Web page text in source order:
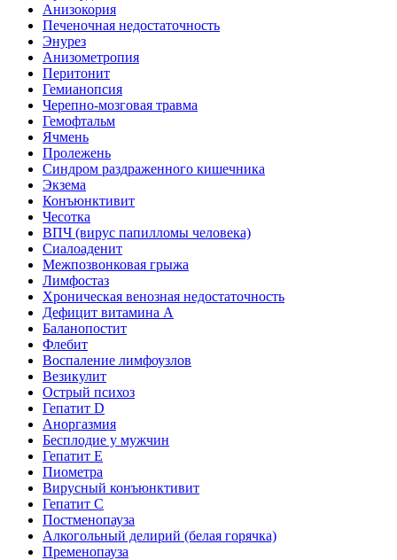
Анизокория
Печеночная недостаточность
Энурез
Анизометропия
Перитонит
Гемианопсия
Черепно-мозговая травма
Гемофтальм
Ячмень
Пролежень
Синдром раздраженного кишечника
Экзема
Конъюнктивит
Чесотка
ВПЧ (вирус папилломы человека)
Сиалоаденит
Межпозвонковая грыжа
Лимфостаз
Хроническая венозная недостаточность
Дефицит витамина А
Баланопостит
Флебит
Воспаление лимфоузлов
Везикулит
Острый психоз
Гепатит D
Аноргазмия
Бесплодие у мужчин
Гепатит E
Пиометра
Вирусный конъюнктивит
Гепатит C
Постменопауза
Алкогольный делирий (белая горячка)
Пременопауза